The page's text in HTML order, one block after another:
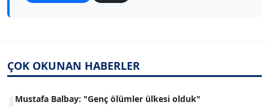
ÇOK OKUNAN HABERLER
Mustafa Balbay: "Genç ölümler ülkesi olduk"